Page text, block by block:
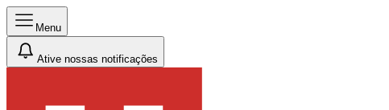
Menu
Ative nossas notificações